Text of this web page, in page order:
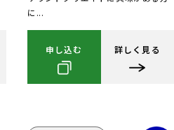
に...
申し込む 詳しく見る